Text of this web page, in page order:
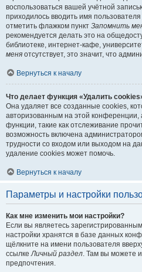
воспользоваться вашей учётной
приходилось вводить имя
отметить флажком пункт Запомнить
рекомендуется делать это на
библиотеке, интернет-кафе,
меня отсутствует, это значит, что
Вернуться к началу
Что делает функция «Удалить
Она удаляет все созданные cookies,
авторизованным на этой конференции,
функции, такие как отслеживание
возможность включена
трудности со входом или выходом на
удаление cookies может помочь.
Вернуться к началу
Параметры и настройки
Как мне изменить мои настройки?
Если вы являетесь
настройки хранятся в базе данных
щёлкните на имени пользователя
ссылкеЛичный раздел. Там вы можете
предпочтения.